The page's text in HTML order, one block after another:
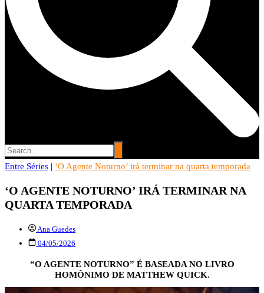
Entre Séries
Entre Séries | ‘O Agente Noturno’ irá terminar na quarta temporada
‘O AGENTE NOTURNO’ IRÁ TERMINAR NA
QUARTA TEMPORADA
Ana Guedes
04/05/2026
“O AGENTE NOTURNO” É BASEADA NO LIVRO
HOMÔNIMO DE MATTHEW QUICK.